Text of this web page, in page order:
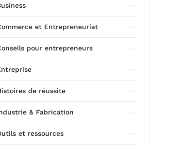
et Entrepreneuriat
pour entrepreneurs
de réussite
& Fabrication
et ressources